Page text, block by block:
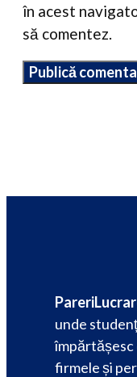
în acest
să comentez.
unde
împărtășesc
firmele și